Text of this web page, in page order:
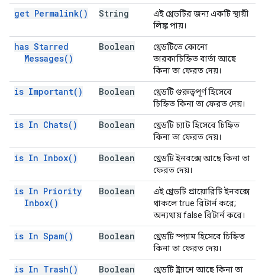
get Permalink( ) String
এই থ্রেডটির জন্য একটি স্থায়ী
লিঙ্ক পায়।
has Starred
Messages( )
Boolean
থ্রেডটিতে কোনো
তারকাচিহ্নিত বার্তা আছে
কিনা তা ফেরত দেয়।
is Important( ) Boolean
থ্রেডটি গুরুত্বপূর্ণ হিসেবে
চিহ্নিত কিনা তা ফেরত দেয়।
is In Chats( ) Boolean
থ্রেডটি চ্যাট হিসেবে চিহ্নিত
কিনা তা ফেরত দেয়।
is In Inbox( ) Boolean
থ্রেডটি ইনবক্সে আছে কিনা তা
ফেরত দেয়।
is In Priority
Inbox( )
Boolean
এই থ্রেডটি প্রায়োরিটি ইনবক্সে
থাকলে true রিটার্ন করে;
অন্যথায় false রিটার্ন করে।
is In Spam( ) Boolean
থ্রেডটি স্প্যাম হিসেবে চিহ্নিত
কিনা তা ফেরত দেয়।
is In Trash( ) Boolean
থ্রেডটি ট্র্যাশে আছে কিনা তা